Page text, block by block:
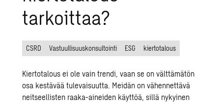
tarkoittaa?
CSRD Vastuullisuuskonsultointi ESG kiertotalous
Kiertotalous ei ole vain trendi, vaan se on välttämätön
osa kestävää tulevaisuutta. Meidän on vähennettävä
neitseellisten raaka-aineiden käyttöä, sillä nykyinen